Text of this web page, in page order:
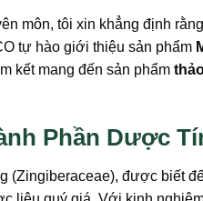
môn, tôi xin khẳng định
tự hào giới thiệu sản phẩm
kết mang đến sản phẩm
Phần Dược
(Zingiberaceae), được biết